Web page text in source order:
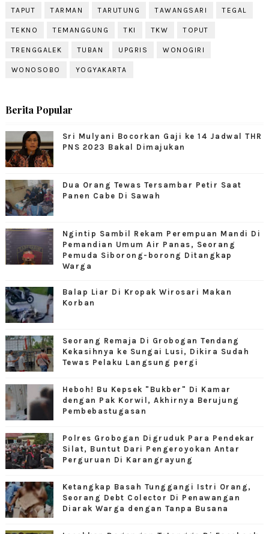
TAPUT TARMAN TARUTUNG TAWANGSARI TEGAL
TEKNO TEMANGGUNG TKI TKW TOPUT
TRENGGALEK TUBAN UPGRIS WONOGIRI
WONOSOBO YOGYAKARTA
Berita Popular
Sri Mulyani Bocorkan Gaji ke 14 Jadwal THR
PNS 2023 Bakal Dimajukan
Dua Orang Tewas Tersambar Petir Saat
Panen Cabe Di Sawah
Ngintip Sambil Rekam Perempuan Mandi Di
Pemandian Umum Air Panas, Seorang
Pemuda Siborong-borong Ditangkap
Warga
Balap Liar Di Kropak Wirosari Makan
Korban
Seorang Remaja Di Grobogan Tendang
Kekasihnya ke Sungai Lusi, Dikira Sudah
Tewas Pelaku Langsung pergi
Heboh! Bu Kepsek "Bukber" Di Kamar
dengan Pak Korwil, Akhirnya Berujung
Pembebastugasan
Polres Grobogan Digruduk Para Pendekar
Silat, Buntut Dari Pengeroyokan Antar
Perguruan Di Karangrayung
Ketangkap Basah Tunggangi Istri Orang,
Seorang Debt Colector Di Penawangan
Diarak Warga dengan Tanpa Busana